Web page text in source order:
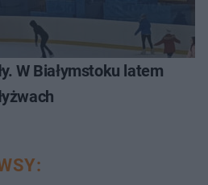
W Białymstoku latem